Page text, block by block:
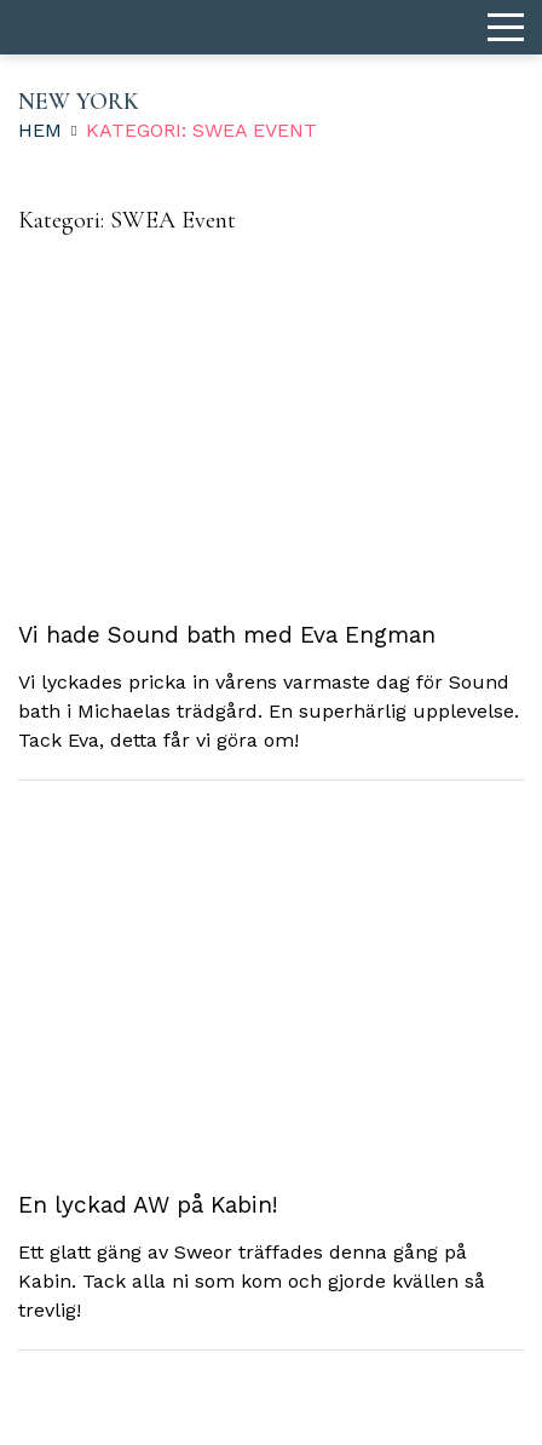
NEW YORK
HEM KATEGORI: SWEA EVENT
Kategori: SWEA Event
Vi hade Sound bath med Eva Engman
Vi lyckades pricka in vårens varmaste dag för Sound
bath i Michaelas trädgård. En superhärlig upplevelse.
Tack Eva, detta får vi göra om!
En lyckad AW på Kabin!
Ett glatt gäng av Sweor träffades denna gång på
Kabin. Tack alla ni som kom och gjorde kvällen så
trevlig!